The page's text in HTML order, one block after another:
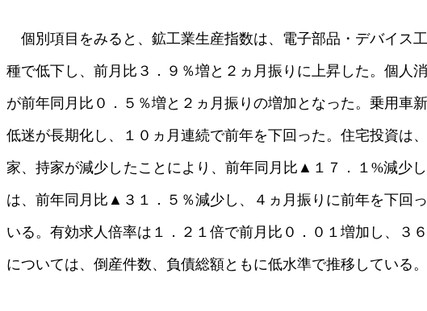
個別項目をみると、鉱工業生産指数は、電子部品・デバイス
種で低下し、前月比３．９％増と２ヵ月振りに上昇した。個人
が前年同月比０．５％増と２ヵ月振りの増加となった。乗用車
低迷が長期化し、１０ヵ月連続で前年を下回った。住宅投資は
家、持家が減少したことにより、前年同月比▲１７．１%減少
は、前年同月比▲３１．５％減少し、４ヵ月振りに前年を下回
いる。有効求人倍率は１．２１倍で前月比０．０１増加し、３
については、倒産件数、負債総額ともに低水準で推移している。